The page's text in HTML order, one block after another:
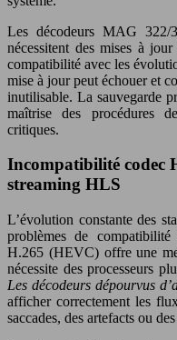
Les décodeurs MAG 322/
nécessitent des mises à
compatibilité avec les
mise à jour peut échouer et
inutilisable. La sauvegarde
maîtrise des procédures
critiques.
Incompatibilité codec
streaming HLS
L’évolution constante des
problèmes de
H.265 (HEVC) offre une
nécessite des processeurs
Les décodeurs dépourvus
afficher correctement les
saccades, des artefacts ou